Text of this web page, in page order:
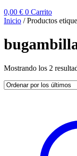
0,00 € 0 Carrito
Inicio / Productos
Mostrando los 2